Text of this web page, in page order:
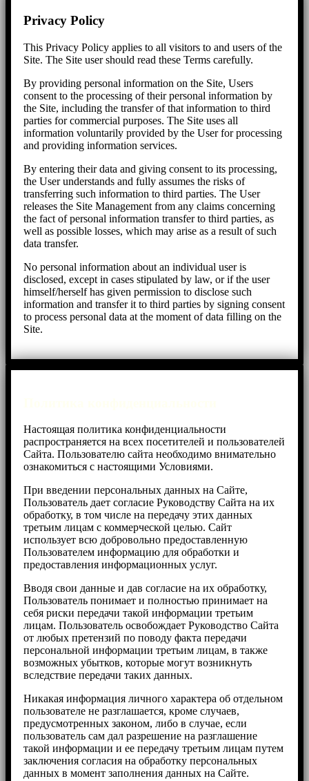
Privacy Policy
This Privacy Policy applies to all visitors to and users of the
Site. The Site user should read these Terms carefully.
By providing personal information on the Site, Users
consent to the processing of their personal information by
the Site, including the transfer of that information to third
parties for commercial purposes. The Site uses all
information voluntarily provided by the User for processing
and providing information services.
By entering their data and giving consent to its processing,
the User understands and fully assumes the risks of
transferring such information to third parties. The User
releases the Site Management from any claims concerning
the fact of personal information transfer to third parties, as
well as possible losses, which may arise as a result of such
data transfer.
No personal information about an individual user is
disclosed, except in cases stipulated by law, or if the user
himself/herself has given permission to disclose such
information and transfer it to third parties by signing consent
to process personal data at the moment of data filling on the
Site.
Настоящая политика конфиденциальности
распространяется на всех посетителей и пользователей
Cайта. Пользователю сайта необходимо внимательно
ознакомиться с настоящими Условиями.
При введении персональных данных на Сайте,
Пользователь дает согласие Руководству Сайта на их
обработку, в том числе на передачу этих данных
третьим лицам с коммерческой целью. Cайт
использует всю добровольно предоставленную
Пользователем информацию для обработки и
предоставления информационных услуг.
Вводя свои данные и дав согласие на их обработку,
Пользователь понимает и полностью принимает на
себя риски передачи такой информации третьим
лицам. Пользователь освобождает Руководство Сайта
от любых претензий по поводу факта передачи
персональной информации третьим лицам, в также
возможных убытков, которые могут возникнуть
вследствие передачи таких данных.
Никакая информация личного характера об отдельном
пользователе не разглашается, кроме случаев,
предусмотренных законом, либо в случае, если
пользователь сам дал разрешение на разглашение
такой информации и ее передачу третьим лицам путем
заключения согласия на обработку персональных
данных в момент заполнения данных на Сайте.